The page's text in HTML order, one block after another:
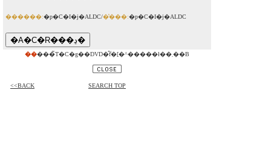
������:�p�C�I�j�ALDC/�̔���:�p�C�I�j�ALDC
�� ���̃T�C�g��DVD�̂݃f�[�^�����ł��܂��B
<<BACK SEARCH TOP